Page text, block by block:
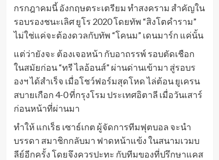
กรกฎาคมนี้ อังกฤษตระเตรียม ทำสงคราม สำคัญใน
รอบรองชนะเลิศ ยูโร 2020 โดยทัพ “สิงโตคำราม”
ไม่ใช่แค่จะต้องดวลกับทัพ “โคนม” เดนมาร์ก แค่นั้น
แต่ว่ายังจะ ต้องเจอหน้า กับอาถรรพ์ รอบตัดเชือก
ในสมัยก่อน “ทรี ไลอ้อนส์” ผ่านด่านเข้ามา สู่รอบร
องฯ ได้สำเร็จ เมื่อโชว์ฟอร์มสุดโหด ไล่ต้อน ยูเครน
สบายเกือก 4-0 ที่กรุงโรม ประเทศอิตาลี เมื่อวันเสาร์
ก่อนหน้าที่ผ่านมา
ทำให้ แกเร็ธ เซาธ์เกต ผู้จัดการทีมฟุตบอล จะนำ
บรรดา สมาชิกกลับมา ฟาดหน้าแข้ง ในสนามเวมบ
ลีย์อีกครั้ง โดยจึงควรปะทะ กับทีมของที่ปรึกษาแคส